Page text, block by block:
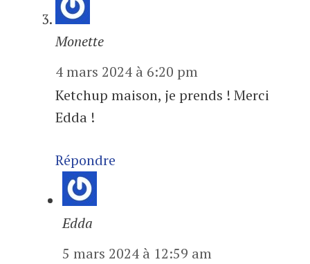
Monette
4 mars 2024 à 6:20 pm
Ketchup maison, je prends ! Merci
Edda !
Répondre
Edda
5 mars 2024 à 12:59 am